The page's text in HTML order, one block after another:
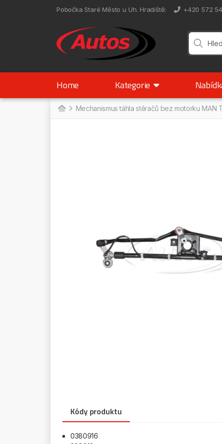
Pobočka Staré Město u Uh. Hradiště: +420 572
Home Kategorie
Mechanismus táhla stěračů bez motorku MAN
Kódy produktu
0380916